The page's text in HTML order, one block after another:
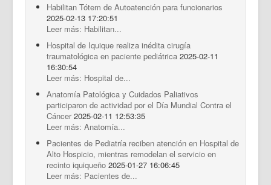
Habilitan Tótem de Autoatención para funcionarios
2025-02-13 17:20:51
Leer más: Habilitan...
Hospital de Iquique realiza inédita cirugía
traumatológica en paciente pediátrica 2025-02-11
16:30:54
Leer más: Hospital de...
Anatomía Patológica y Cuidados Paliativos
participaron de actividad por el Día Mundial Contra el
Cáncer 2025-02-11 12:53:35
Leer más: Anatomía...
Pacientes de Pediatría reciben atención en Hospital de
Alto Hospicio, mientras remodelan el servicio en
recinto iquiqueño 2025-01-27 16:06:45
Leer más: Pacientes de...